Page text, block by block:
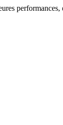
performances,